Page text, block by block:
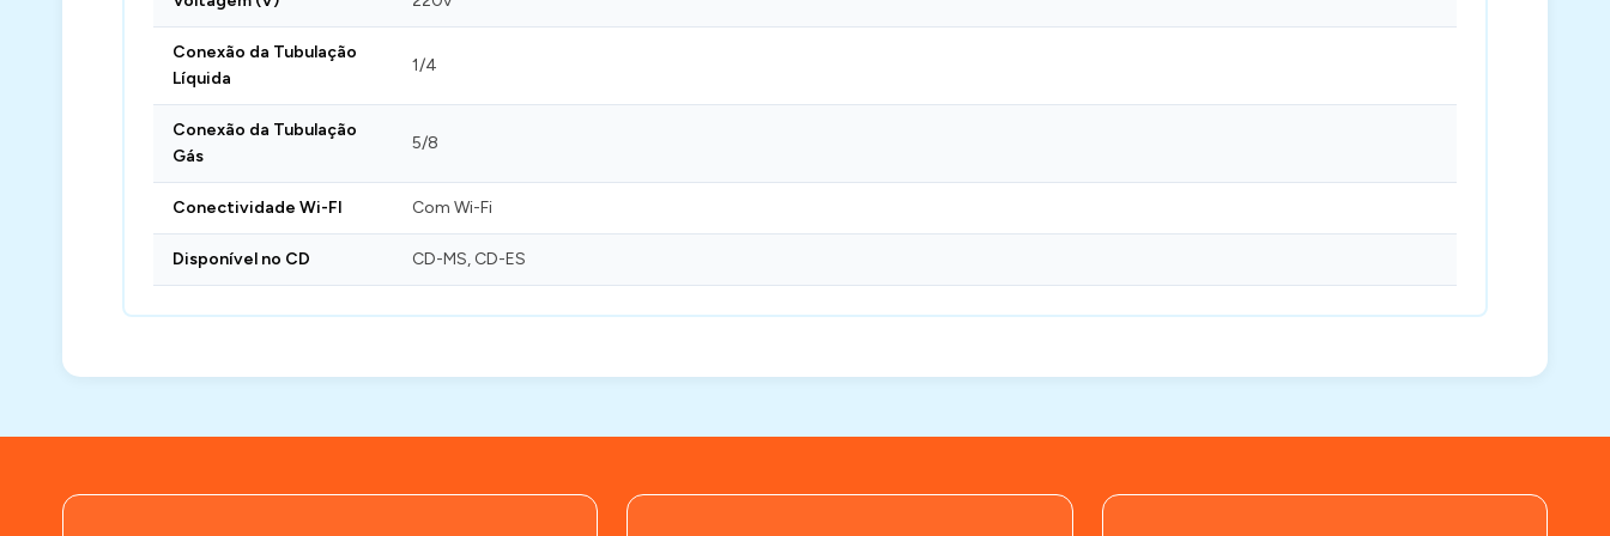
Conexão da Tubulação
Líquida
1/4
Conexão da Tubulação
Gás
5/8
Conectividade Wi-FI Com Wi-Fi
Disponível no CD CD-MS, CD-ES